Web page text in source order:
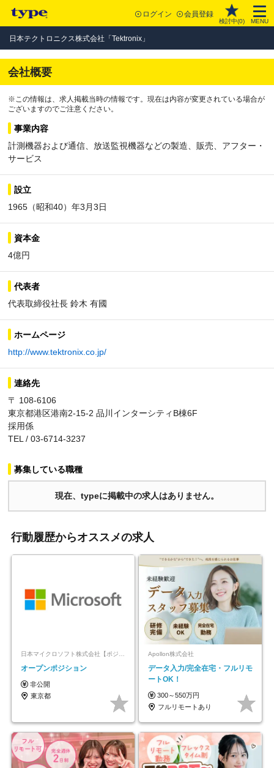
ログイン 会員登録
検討中(0) MENU
日本テクトロニクス株式会社「Tektronix」
会社概要
※この情報は、求人掲載当時の情報です。現在は内容が変更されている場合が
ございますのでご注意ください。
事業内容
計測機器および通信、放送監視機器などの製造、販売、アフター・
サービス
設立
1965（昭和40）年3月3日
資本金
4億円
代表者
代表取締役社長 鈴木 有國
ホームページ
http://www.tektronix.co.jp/
連絡先
〒 108-6106
東京都港区港南2-15-2 品川インターシティB棟6F
採用係
TEL / 03-6714-3237
募集している職種
現在、typeに掲載中の求人はありません。
行動履歴からオススメの求人
日本マイクロソフト株式会社【ポジションマッチ登録】
オープンポジション
非公開
東京都
Apollon株式会社
データ入力/完全在宅・フルリモ
ートOK！
300～550万円
フルリモートあり